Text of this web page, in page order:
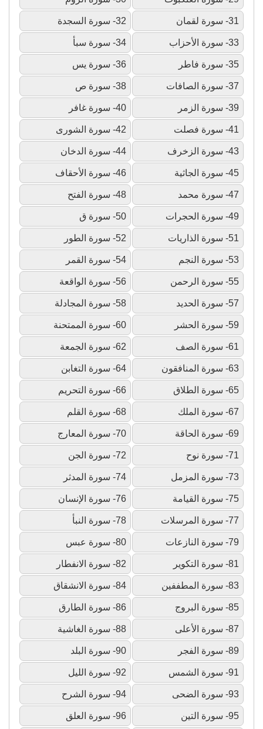
31- سورة لقمان 32- سورة السجدة
33- سورة الأحزاب 34- سورة سبأ
35- سورة فاطر 36- سورة يس
37- سورة الصافات 38- سورة ص
39- سورة الزمر 40- سورة غافر
41- سورة فصلت 42- سورة الشورى
43- سورة الزخرف 44- سورة الدخان
45- سورة الجاثية 46- سورة الأحقاف
47- سورة محمد 48- سورة الفتح
49- سورة الحجرات 50- سورة ق
51- سورة الذاريات 52- سورة الطور
53- سورة النجم 54- سورة القمر
55- سورة الرحمن 56- سورة الواقعة
57- سورة الحديد 58- سورة المجادلة
59- سورة الحشر 60- سورة الممتحنة
61- سورة الصف 62- سورة الجمعة
63- سورة المنافقون 64- سورة التغابن
65- سورة الطلاق 66- سورة التحريم
67- سورة الملك 68- سورة القلم
69- سورة الحاقة 70- سورة المعارج
71- سورة نوح 72- سورة الجن
73- سورة المزمل 74- سورة المدثر
75- سورة القيامة 76- سورة الإنسان
77- سورة المرسلات 78- سورة النبأ
79- سورة النازعات 80- سورة عبس
81- سورة التكوير 82- سورة الانفطار
83- سورة المطففين 84- سورة الانشقاق
85- سورة البروج 86- سورة الطارق
87- سورة الأعلى 88- سورة الغاشية
89- سورة الفجر 90- سورة البلد
91- سورة الشمس 92- سورة الليل
93- سورة الضحى 94- سورة الشرح
95- سورة التين 96- سورة العلق